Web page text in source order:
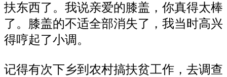
扶东西了。我说亲爱的膝盖，你真得太棒
了。膝盖的不适全部消失了，我当时高兴
得哼起了小调。
记得有次下乡到农村搞扶贫工作，去调查